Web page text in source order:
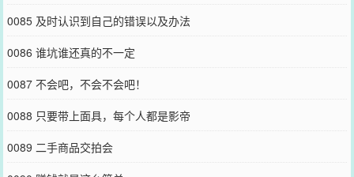
0085 及时认识到自己的错误以及办法
0086 谁坑谁还真的不一定
0087 不会吧，不会不会吧！
0088 只要带上面具，每个人都是影帝
0089 二手商品交拍会